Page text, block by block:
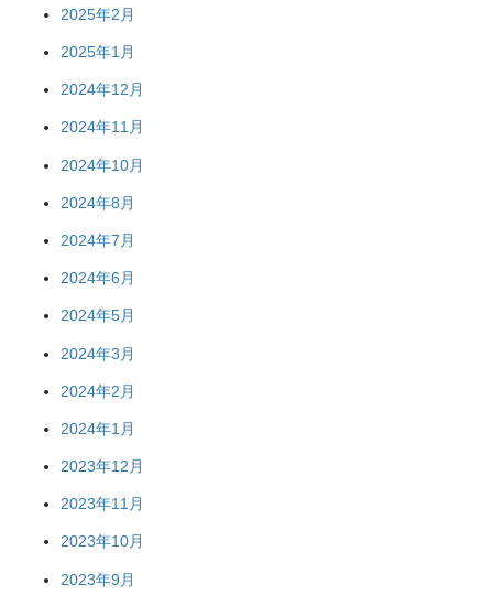
2025年2月
2025年1月
2024年12月
2024年11月
2024年10月
2024年8月
2024年7月
2024年6月
2024年5月
2024年3月
2024年2月
2024年1月
2023年12月
2023年11月
2023年10月
2023年9月